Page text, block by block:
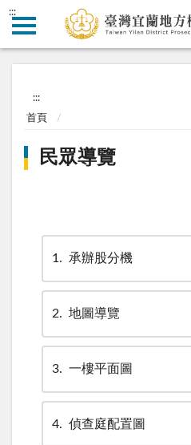
:::
:::
首頁
民眾導覽
1 承辦股分機
2 地圖導覽
3 一樓平面圖
4 偵查庭配置圖